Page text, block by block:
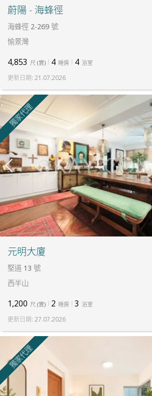
蔚陽 - 海蜂徑
海蜂徑 2-269 號
愉景灣
4,853 尺 (實) 4 睡房 4 浴室
更新日期: 21.07.2026
元明大廈
堅道 13 號
西半山
1,200 尺 (實) 2 睡房 3 浴室
更新日期: 27.07.2026
獨家代理
獨家代理